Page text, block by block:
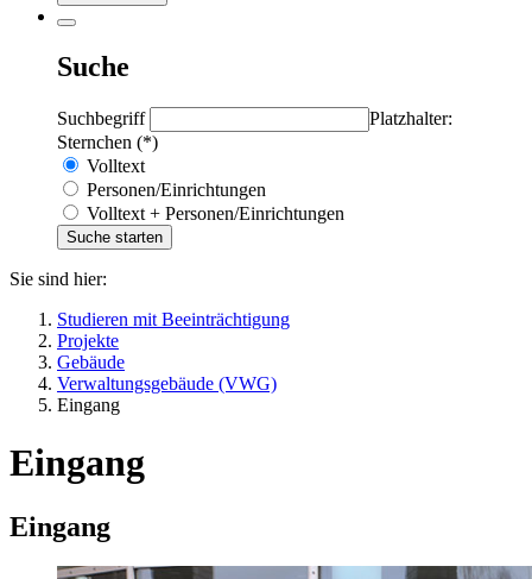
Suche
Suchbegriff
Platzhalter:
Sternchen (*)
Volltext
Personen/Einrichtungen
Volltext + Personen/Einrichtungen
Sie sind hier:
Studieren mit Beeinträchtigung
Projekte
Gebäude
Verwaltungsgebäude (VWG)
Eingang
Eingang
Eingang